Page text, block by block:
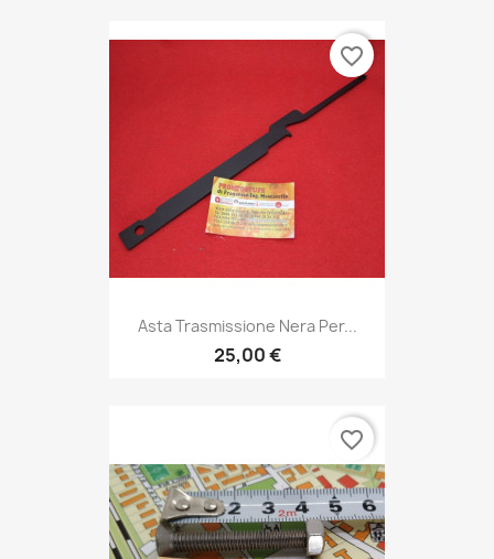
Asta Trasmissione Nera Per...
25,00 €
favorite_border
favorite_border